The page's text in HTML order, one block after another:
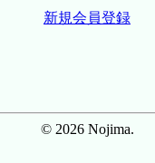
新規会員登録
© 2026 Nojima.